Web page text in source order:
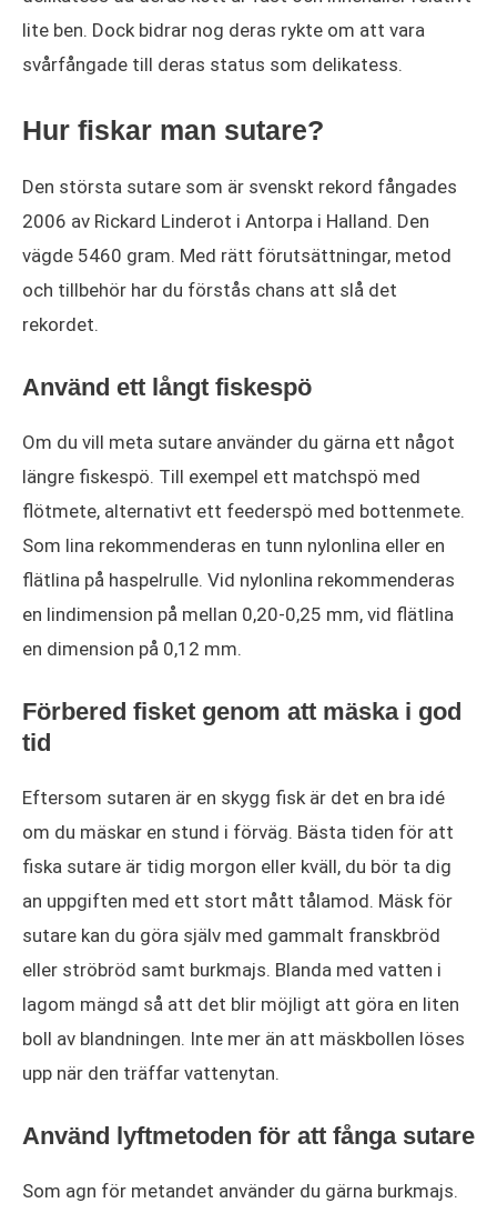
lite ben. Dock bidrar nog deras rykte om att vara
svårfångade till deras status som delikatess.
Hur fiskar man sutare?
Den största sutare som är svenskt rekord fångades
2006 av Rickard Linderot i Antorpa i Halland. Den
vägde 5460 gram. Med rätt förutsättningar, metod
och tillbehör har du förstås chans att slå det
rekordet.
Använd ett långt fiskespö
Om du vill meta sutare använder du gärna ett något
längre fiskespö. Till exempel ett matchspö med
flötmete, alternativt ett feederspö med bottenmete.
Som lina rekommenderas en tunn nylonlina eller en
flätlina på haspelrulle. Vid nylonlina rekommenderas
en lindimension på mellan 0,20-0,25 mm, vid flätlina
en dimension på 0,12 mm.
Förbered fisket genom att mäska i god
tid
Eftersom sutaren är en skygg fisk är det en bra idé
om du mäskar en stund i förväg. Bästa tiden för att
fiska sutare är tidig morgon eller kväll, du bör ta dig
an uppgiften med ett stort mått tålamod. Mäsk för
sutare kan du göra själv med gammalt franskbröd
eller ströbröd samt burkmajs. Blanda med vatten i
lagom mängd så att det blir möjligt att göra en liten
boll av blandningen. Inte mer än att mäskbollen löses
upp när den träffar vattenytan.
Använd lyftmetoden för att fånga sutare
Som agn för metandet använder du gärna burkmajs.